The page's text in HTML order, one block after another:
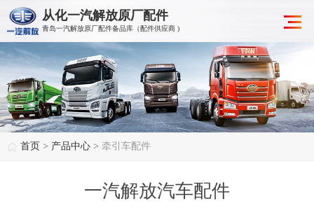
从化一汽解放原厂配件
青岛一汽解放原厂配件备品库（配件供应商 )
首页 > 产品中心 > 牵引车配件
一汽解放汽车配件